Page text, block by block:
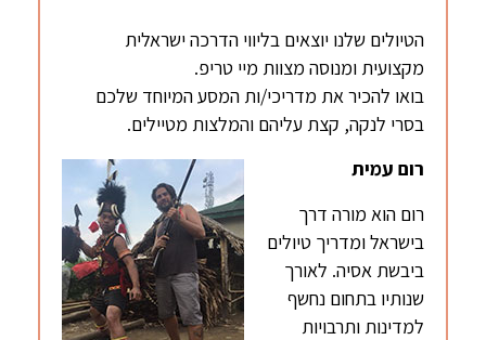
הטיולים שלנו יוצאים בליווי הדרכה ישראלית
מקצועית ומנוסה מצוות מיי טריפ.
בואו להכיר את מדריכי/ות המסע המיוחד שלכם
בסרי לנקה, קצת עליהם והמלצות מטיילים.
רום עמית
רום הוא מורה דרך
בישראל ומדריך טיולים
ביבשת אסיה. לאורך
שנותיו בתחום נחשף
למדינות ותרבויות